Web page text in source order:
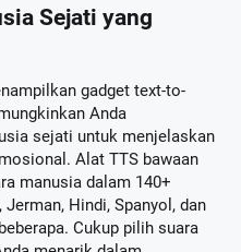
Sejati yang
gadget text-to-
Anda
sejati untuk menjelaskan
Alat TTS bawaan
manusia dalam 140+
Hindi, Spanyol, dan
Cukup pilih suara